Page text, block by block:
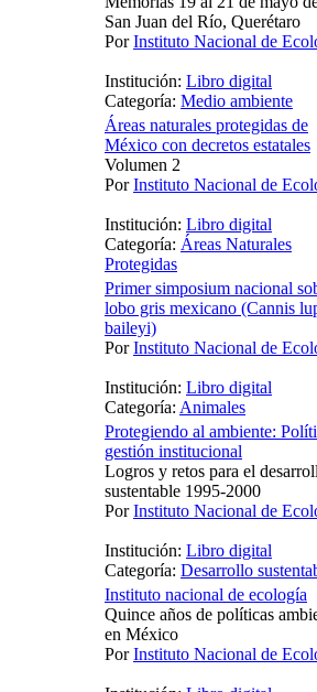
San Juan del Río, Querétaro
PorInstituto Nacional de
Institución: Libro digital
Categoría: Medio ambiente
Áreas naturales protegidas de
México con decretos estatales
Volumen 2
PorInstituto Nacional de
Institución: Libro digital
Categoría: Áreas Naturales
Protegidas
Primer simposium nacional
lobo gris mexicano (Cannis
baileyi)
PorInstituto Nacional de
Institución: Libro digital
Categoría: Animales
Protegiendo al ambiente:
gestión institucional
Logros y retos para el
sustentable 1995-2000
PorInstituto Nacional de
Institución: Libro digital
Categoría: Desarrollo
Instituto nacional de ecología
Quince años de políticas
en México
PorInstituto Nacional de